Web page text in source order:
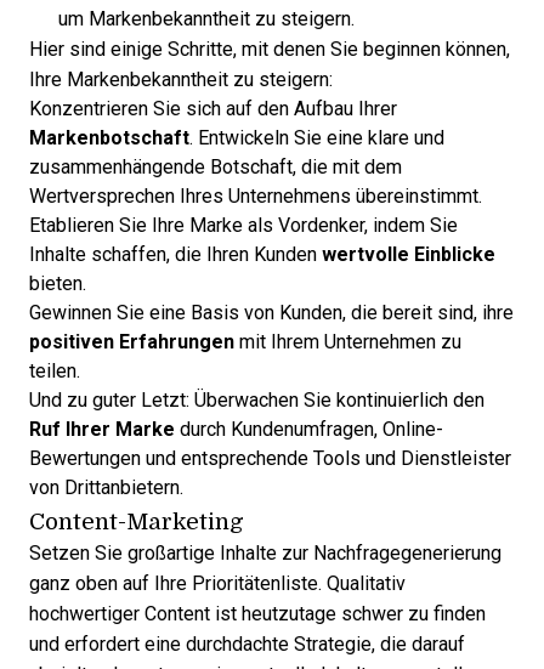
um Markenbekanntheit zu steigern.
Hier sind einige Schritte, mit denen Sie beginnen können,
Ihre Markenbekanntheit zu steigern:
Konzentrieren Sie sich auf den Aufbau Ihrer
Markenbotschaft. Entwickeln Sie eine klare und
zusammenhängende Botschaft, die mit dem
Wertversprechen Ihres Unternehmens übereinstimmt.
Etablieren Sie Ihre Marke als Vordenker, indem Sie
Inhalte schaffen, die Ihren Kunden wertvolle Einblicke
bieten.
Gewinnen Sie eine Basis von Kunden, die bereit sind, ihre
positiven Erfahrungen mit Ihrem Unternehmen zu
teilen.
Und zu guter Letzt: Überwachen Sie kontinuierlich den
Ruf Ihrer Marke durch Kundenumfragen, Online-
Bewertungen und entsprechende Tools und Dienstleister
von Drittanbietern.
Content-Marketing
Setzen Sie großartige Inhalte zur Nachfragegenerierung
ganz oben auf Ihre Prioritätenliste. Qualitativ
hochwertiger Content ist heutzutage schwer zu finden
und erfordert eine durchdachte Strategie, die darauf